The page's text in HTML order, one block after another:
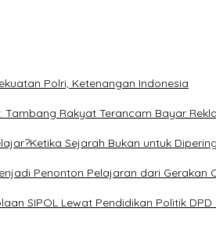
Polri, Ketenangan Indonesia
Tambang Rakyat Terancam Bayar
Sejarah Bukan untuk
Penonton Pelajaran dari Gerakan
SIPOL Lewat Pendidikan Politik DPD